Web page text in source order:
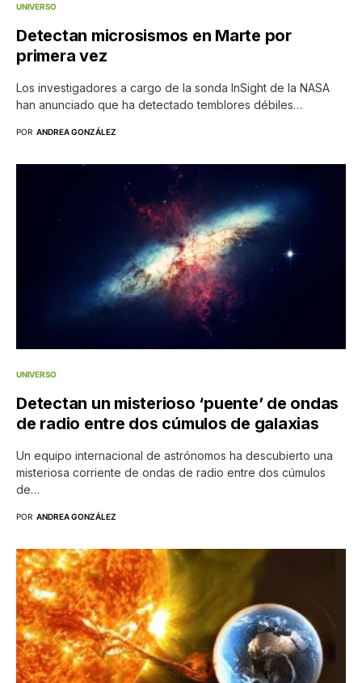
UNIVERSO
Detectan microsismos en Marte por
primera vez
Los investigadores a cargo de la sonda InSight de la NASA
han anunciado que ha detectado temblores débiles…
POR ANDREA GONZÁLEZ
UNIVERSO
Detectan un misterioso ‘puente’ de ondas
de radio entre dos cúmulos de galaxias
Un equipo internacional de astrónomos ha descubierto una
misteriosa corriente de ondas de radio entre dos cúmulos
de…
POR ANDREA GONZÁLEZ